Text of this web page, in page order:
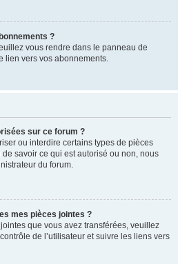
?
vous rendre dans le panneau de
lien vers vos abonnements.
sur ce forum ?
ou interdire certains types de pièces
de savoir ce qui est autorisé ou non, nous
du forum.
mes pièces jointes ?
que vous avez transférées, veuillez
de l’utilisateur et suivre les liens vers